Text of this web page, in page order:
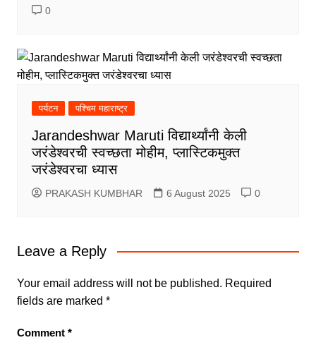
0
पर्यटन पश्चिम महाराष्ट्र
Jarandeshwar Maruti विद्यार्थ्यांनी केली
जरंडेश्वरची स्वच्छता मोहीम, प्लास्टिकमुक्त
जरंडेश्वरचा ध्यास
PRAKASH KUMBHAR 6 August 2025 0
Leave a Reply
Your email address will not be published. Required
fields are marked *
Comment *